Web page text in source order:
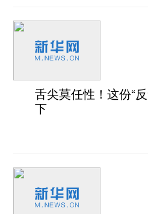
舌尖莫任性！这份“
下